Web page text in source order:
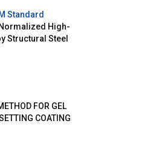
Standard
High-
Structural Steel
FOR GEL
COATING